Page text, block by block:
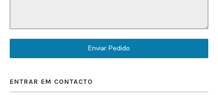
Enviar Pedido
ENTRAR EM CONTACTO